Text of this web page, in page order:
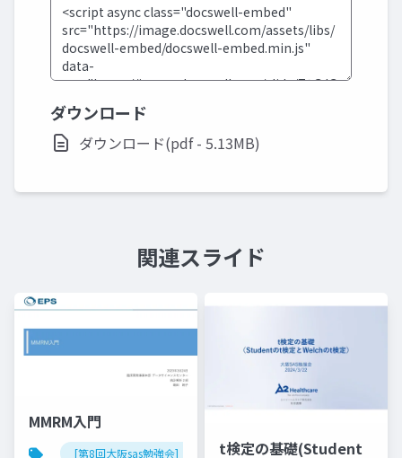
ダウンロード
ダウンロード(pdf - 5.13MB)
関連スライド
MMRM入門
[第8回大阪sas勉強会]
t検定の基礎(Student